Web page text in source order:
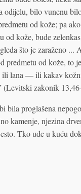
odijelu, bilo vunenu
od kože; pa
od kože, bude
što je zaraženo
predmetu od kože, to
lana — ili kakav
(Levitski zakonik
bila proglašena
kamenje, njezina
Tko uđe u kuću